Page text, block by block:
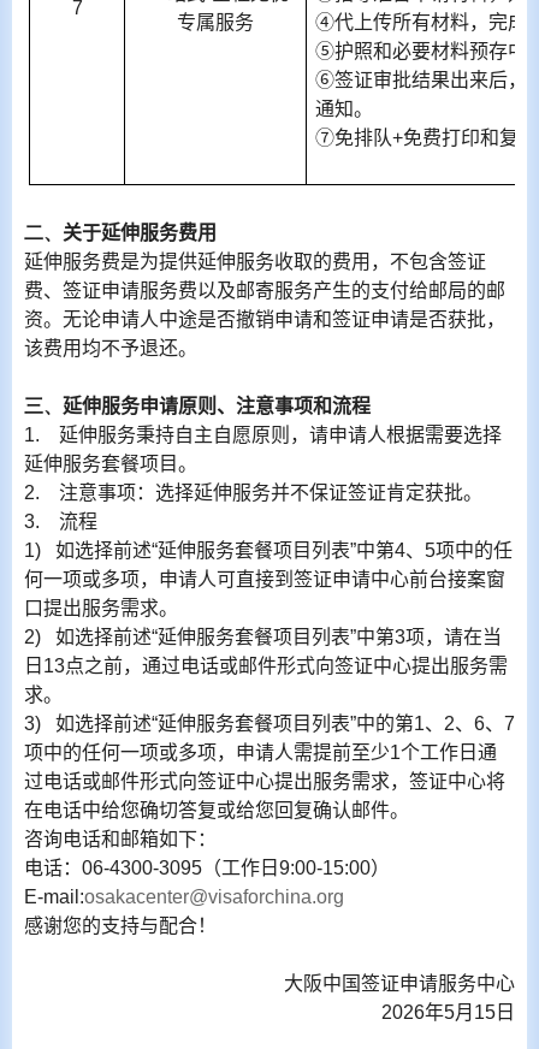
7
专属服务
④代上传所有材料，完成
⑤护照和必要材料预存中
⑥签证审批结果出来后，
通知。
⑦免排队+免费打印和复印
二、 关于延伸服务费用
延伸服务费是为提供延伸服务收取的费用，不包含签证
费、签证申请服务费以及邮寄服务产生的支付给邮局的邮
资。无论申请人中途是否撤销申请和签证申请是否获批，
该费用均不予退还。
三、 延伸服务申请原则、注意事项和流程
1.
延伸服务秉持自主自愿原则，请申请人根据需要选择
延伸服务套餐项目。
2.
注意事项：选择延伸服务并不保证签证肯定获批。
3.
流程
1)
如选择前述“延伸服务套餐项目列表”中第4、 5项中的任
何一项或多项，申请人可直接到签证申请中心前台接案窗
口提出服务需求。
2)
如选择前述“延伸服务套餐项目列表”中第3项，请在当
日 13点之前，通过电话或邮件形式向签证中心提出服务需
求。
3)
如选择前述“延伸服务套餐项目列表”中的第1、 2、 6、 7
项中的任何一项或多项，申请人需提前至少1个工作日通
过电话或邮件形式向签证中心提出服务需求，签证中心将
在电话中给您确切答复或给您回复确认邮件。
咨询电话和邮箱如下：
电话： 06-4300-3095 （工作日 9:00-15:00）
E-mail:osakacenter@visaforchina.org
感谢您的支持与配合！
大阪中国签证申请服务中心
2026年5月 15 日